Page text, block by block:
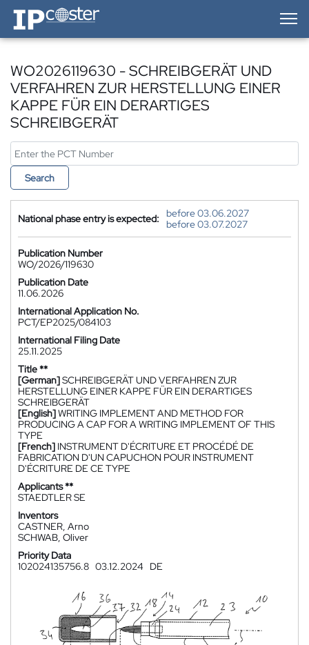
IP-Coster — Home
WO2026119630 - SCHREIBGERÄT UND
VERFAHREN ZUR HERSTELLUNG EINER
KAPPE FÜR EIN DERARTIGES
SCHREIBGERÄT
Search
National phase entry is expected:
before 03.06.2027
before 03.07.2027
Publication Number
WO/2026/119630
Publication Date
11.06.2026
International Application No.
PCT/EP2025/084103
International Filing Date
25.11.2025
Title **
[German]SCHREIBGERÄT UND VERFAHREN ZUR
HERSTELLUNG EINER KAPPE FÜR EIN DERARTIGES
SCHREIBGERÄT
[English]WRITING IMPLEMENT AND METHOD FOR
PRODUCING A CAP FOR A WRITING IMPLEMENT OF THIS
TYPE
[French] INSTRUMENT D'ÉCRITURE ET PROCÉDÉ DE
FABRICATION D'UN CAPUCHON POUR INSTRUMENT
D'ÉCRITURE DE CE TYPE
Applicants **
STAEDTLER SE
Inventors
CASTNER, Arno
SCHWAB, Oliver
Priority Data
102024135756.8 03.12.2024 DE